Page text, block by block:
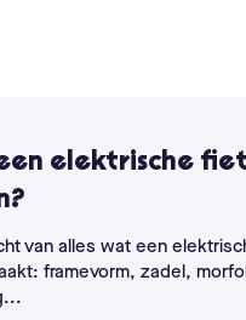
elektrische
van alles wat een
framevorm, zadel,